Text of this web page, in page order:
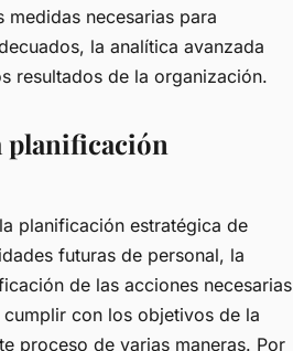
necesarias para
la analítica avanzada
resultados de la organización.
planificación
planificación estratégica de
futuras de personal, la
de las acciones necesarias
con los objetivos de la
proceso de varias maneras. Por